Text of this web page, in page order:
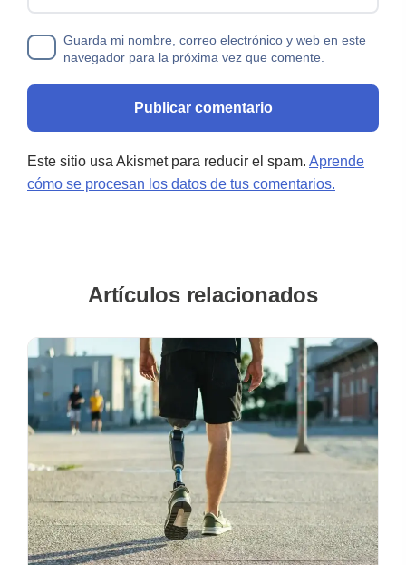
Guarda mi nombre, correo electrónico y web en este
navegador para la próxima vez que comente.
Este sitio usa Akismet para reducir el spam. Aprende
cómo se procesan los datos de tus comentarios.
Artículos relacionados